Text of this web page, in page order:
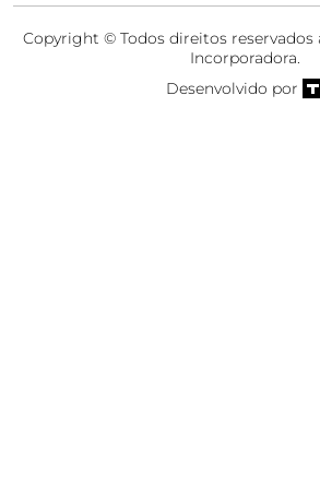
Copyright © Todos direitos reservados
Incorporadora.
Desenvolvido por